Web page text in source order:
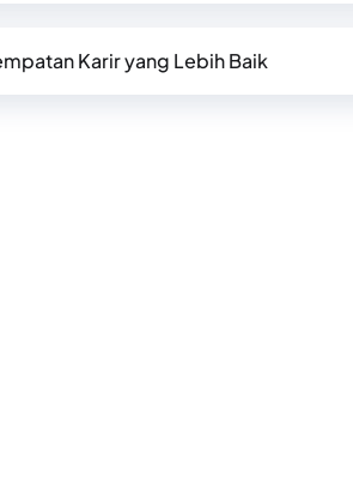
Karir yang Lebih Baik